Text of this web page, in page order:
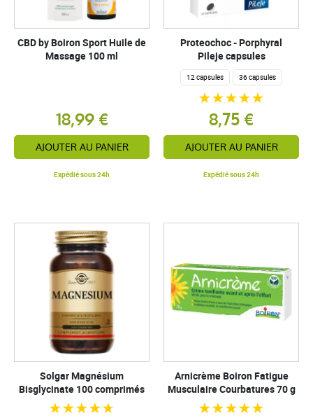
CBD by Boiron Sport Huile de
Massage 100 ml
18,99 €
AJOUTER AU PANIER
Expédié sous 24h
Proteochoc - Porphyral
Pileje capsules
12 capsules 36 capsules
8,75 €
AJOUTER AU PANIER
Expédié sous 24h
Solgar Magnésium
Bisglycinate 100 comprimés
Arnicrème Boiron Fatigue
Musculaire Courbatures 70 g